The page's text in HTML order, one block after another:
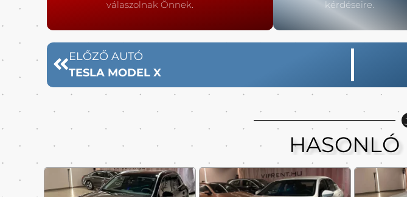
válaszolnak Önnek.
kérdéseire.
ELŐZŐ AUTÓ
TESLA MODEL X
HASONLÓ